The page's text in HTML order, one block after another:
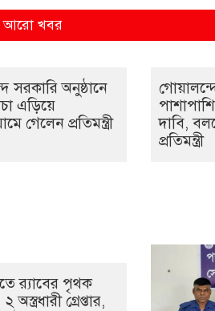
আরো খবর
সরকারি অনুষ্ঠানে
এড়িয়ে
গেলেন প্রতিমন্ত্রী
দাবি,
প্রতিমন্ত্রী
র‌্যাবের পৃথক
গ্রেপ্তার,